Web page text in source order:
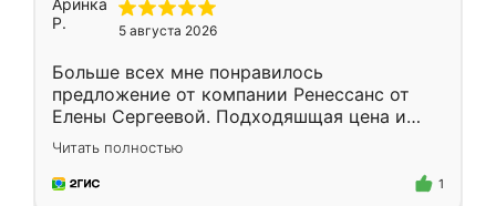
5 августа 2026
Больше всех мне понравилось
предложение от компании Ренессанс от
Елены Сергеевой. Подходяшщая цена и
короткие сроки изготовления. Приехавший
для замера сотрудник Владислав
предложил по моему эскизу самый
Читать полностью
1